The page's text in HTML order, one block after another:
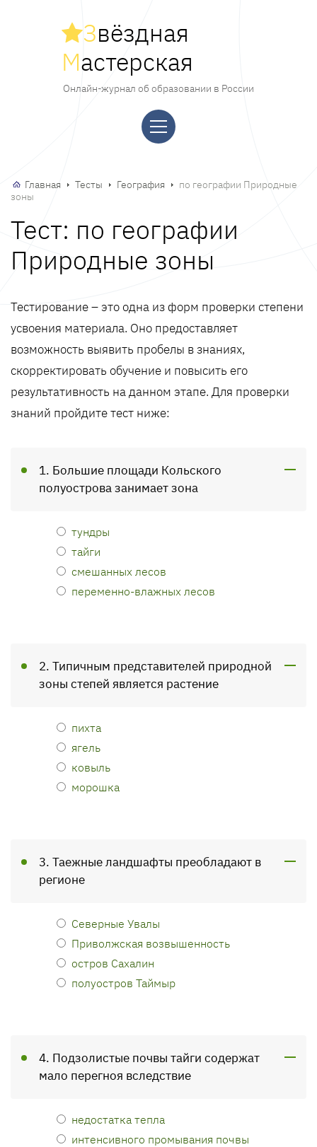
Звёздная
Мастерская
Онлайн-журнал об образовании в России
Главная Тесты География
по географии Природные
зоны
Тест: по географии
Природные зоны
Тестирование – это одна из форм проверки степени
усвоения материала. Оно предоставляет
возможность выявить пробелы в знаниях,
скорректировать обучение и повысить его
результативность на данном этапе. Для проверки
знаний пройдите тест ниже:
1. Большие площади Кольского
полуострова занимает зона
тундры
тайги
смешанных лесов
переменно-влажных лесов
2. Типичным представителей природной
зоны степей является растение
пихта
ягель
ковыль
морошка
3. Таежные ландшафты преобладают в
регионе
Северные Увалы
Приволжская возвышенность
остров Сахалин
полуостров Таймыр
4. Подзолистые почвы тайги содержат
мало перегноя вследствие
недостатка тепла
интенсивного промывания почвы